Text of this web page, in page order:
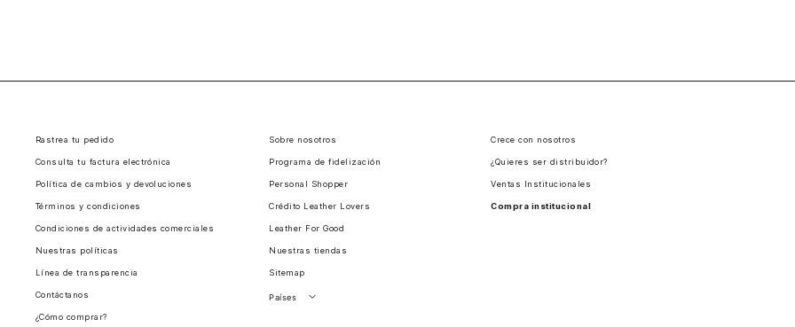
Rastrea tu pedido
Consulta tu factura electrónica
Política de cambios y devoluciones
Términos y condiciones
Condiciones de actividades comerciales
Nuestras políticas
Línea de transparencia
Contáctanos
¿Cómo comprar?
Sobre nosotros
Programa de fidelización
Personal Shopper
Crédito Leather Lovers
Leather For Good
Nuestras tiendas
Sitemap
Países
Crece con nosotros
¿Quieres ser distribuidor?
Ventas Institucionales
Compra institucional